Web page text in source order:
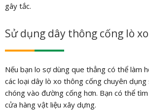
gây tắc.
Sử dụng dây thông cống lò xo
Nếu bạn lo sợ dùng que thẳng có thể làm
các loại dây lò xo thông cống chuyên dụng
chóng vào đường cống hơn. Bạn có thể
cửa hàng vật liệu xây dựng.